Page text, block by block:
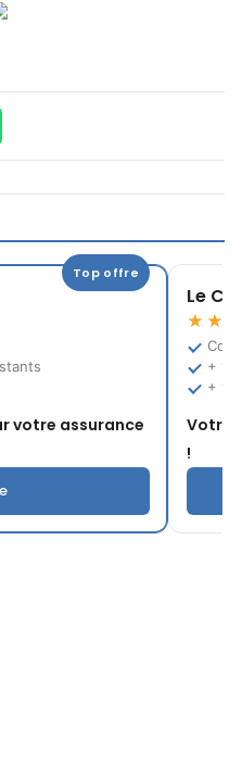
Top offre
votre assurance
Le
+
+ 10
Votre
!